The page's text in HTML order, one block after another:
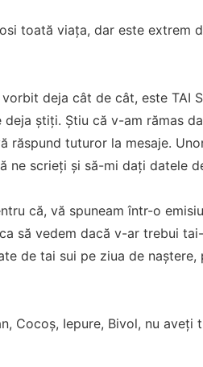
toată viaţa, dar este extrem
deja cât de cât, este TAI
deja știți. Știu că v-am rămas
răspund tuturor la mesaje.
ne scrieți și să-mi dați datele
că, vă spuneam într-o
să vedem dacă v-ar trebui
de tai sui pe ziua de naștere,
Cocoș, Iepure, Bivol, nu aveți